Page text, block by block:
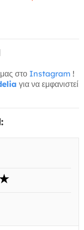
στο Instagram !
για να εμφανιστεί